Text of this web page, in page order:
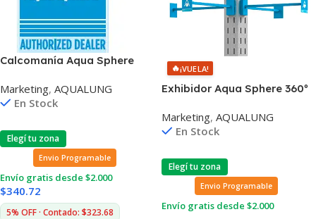
Calcomanía Aqua Sphere
Marketing, AQUALUNG
En Stock
Elegí tu zona
Envio Programable
Envío gratis desde $2.000
$340.72
5% OFF · Contado: $323.68
🔥¡VUELA!
Exhibidor Aqua Sphere 360º
Marketing, AQUALUNG
En Stock
Elegí tu zona
Envio Programable
Envío gratis desde $2.000